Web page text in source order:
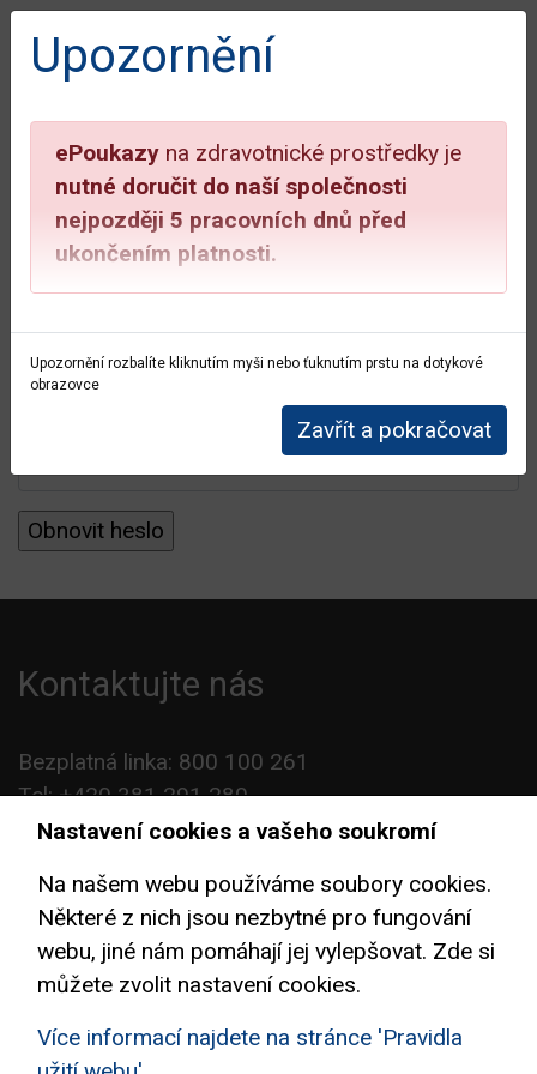
Přihlášení do uživatelské
Email:
info@aimport.cz
Bezplatná linka:800 100 261
ok
Upozornění
ePoukazy na zdravotnické prostředky je
nutné doručit do naší společnosti
nejpozději 5 pracovních dnů před
ukončením platnosti.
Upozornění rozbalíte kliknutím myši nebo ťuknutím prstu na dotykové
obrazovce
Zavřít a pokračovat
HomeZapomenuté heslo
Zapomenuté heslo
Kontaktujte nás
Bezplatná linka: 800 100 261
Tel: +420 381 291 280
Fax: +420 381 291 282
www.aimport.cz
Nastavení cookies a vašeho soukromí
Na našem webu používáme soubory cookies.
Některé z nich jsou nezbytné pro fungování
webu, jiné nám pomáhají jej vylepšovat. Zde si
můžete zvolit nastavení cookies.
Více informací najdete na stránce 'Pravidla